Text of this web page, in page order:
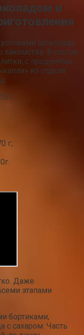
и
шоколада,
В состав
с процентом
из отдела
г;
г;
Даже
этапами
бортиками,
сахаром. Часть